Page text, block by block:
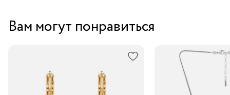
Вам могут понравиться